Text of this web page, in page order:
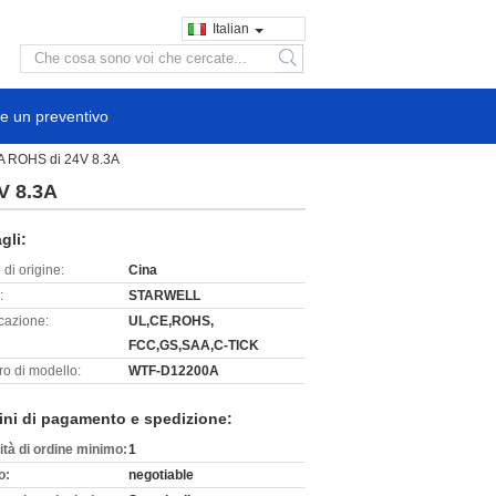
Italian
search
un preventivo
ROHS di 24V 8.3A
8.3A
di origine:
Cina
STARWELL
UL,CE,ROHS,
FCC,GS,SAA,C-TICK
di modello:
WTF-D12200A
di pagamento e spedizione:
di ordine minimo:1
negotiable